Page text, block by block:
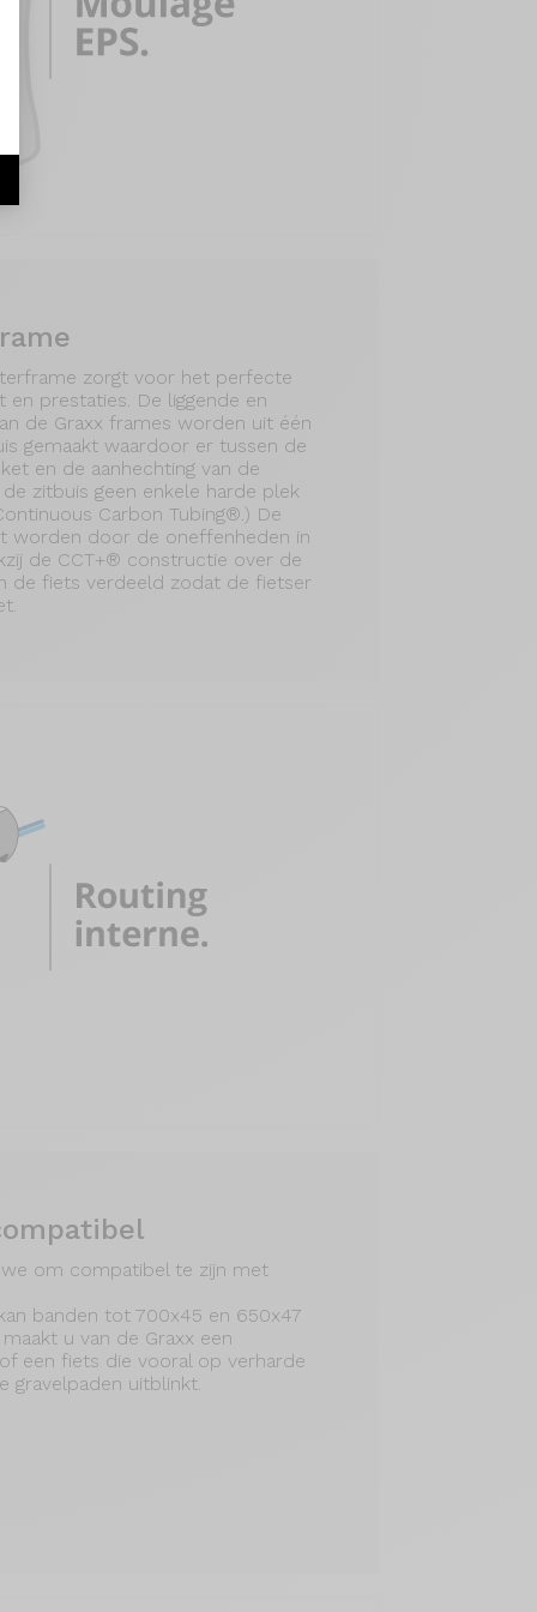
zorgt voor het perfecte
prestaties. De liggende en
de Graxx frames worden uit één
gemaakt waardoor er tussen de
en de aanhechting van de
zitbuis geen enkele harde plek
Carbon Tubing®.) De
worden door de oneffenheden in
de CCT+® constructie over de
de fiets verdeeld zodat de fietser
om compatibel te zijn met
banden tot 700x45 en 650x47
u van de Graxx een
een fiets die vooral op verharde
gravelpaden uitblinkt.